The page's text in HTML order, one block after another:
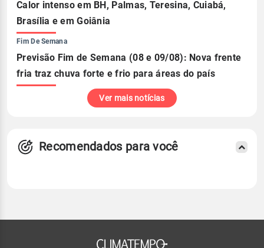
Calor intenso em BH, Palmas, Teresina, Cuiabá,
Brasília e em Goiânia
Fim De Semana
Previsão Fim de Semana (08 e 09/08): Nova frente
fria traz chuva forte e frio para áreas do país
Ver mais notícias
Recomendados para você